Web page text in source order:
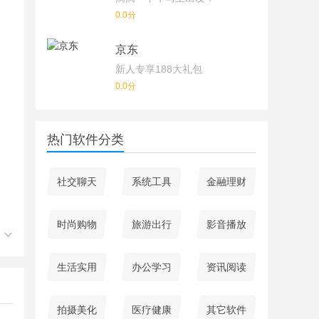
0.0分
京东
新人专享188大礼包
0.0分
热门软件分类
社交聊天 系统工具 金融理财
时尚购物 旅游出行 影音播放
生活实用 办公学习 资讯阅读
拍摄美化 医疗健康 其它软件